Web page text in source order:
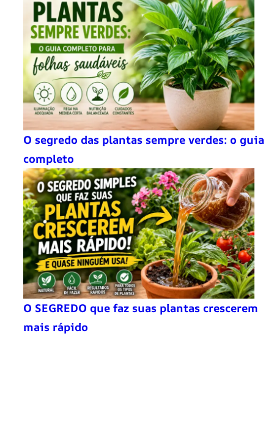
O segredo das plantas sempre verdes: o guia
completo
O SEGREDO que faz suas plantas crescerem
mais rápido